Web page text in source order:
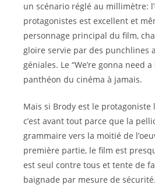
un scénario réglé au millimètre:
protagonistes est excellent et
personnage principal du film,
gloire servie par des punchlines
géniales. Le “We’re gonna need
panthéon du cinéma à jamais.
Mais si Brody est le protagoniste
c’est avant tout parce que la
grammaire vers la moitié de
première partie, le film est
est seul contre tous et tente de
baignade par mesure de